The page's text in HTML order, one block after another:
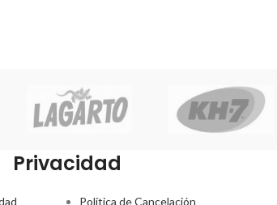
Privacidad
Política de Cancelación